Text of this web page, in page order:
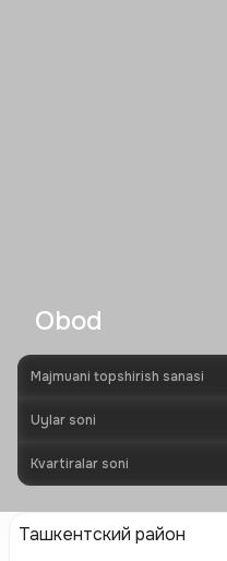
Obod
Majmuani topshirish sanasi
Uylar soni
Kvartiralar soni
Ташкентский район